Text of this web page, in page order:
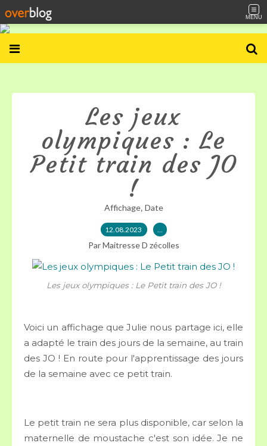
MENU
Les jeux
olympiques : Le
Petit train des JO
!
Affichage, Date
12.08.2023 …
Par Maitresse D zécolles
Les jeux olympiques : Le Petit train des JO !
Voici un affichage que Julie nous partage ici, elle
a adapté le train des jours de la semaine, au train
des JO ! En route pour l'apprentissage des jours
de la semaine avec ce petit train.
Le petit train ne sera plus disponible, car selon la
maternelle de moustache c'est son idée. Je ne